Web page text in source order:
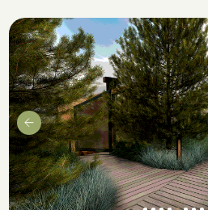
Не знаетес чего начать
Вы не так давно интересуетесь
ландшафтным дизайном, хотите
глубже погрузиться в эту сферу,
но не знаете с чего начать, когда
вокруг так много информации.